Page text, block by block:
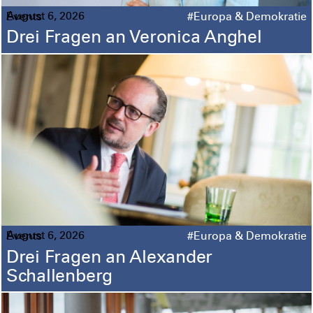
Events #Europa & Demokratie
August 6, 2026
Drei Fragen an Veronica Anghel
Events #Europa & Demokratie
August 6, 2026
Drei Fragen an Alexander
Schallenberg